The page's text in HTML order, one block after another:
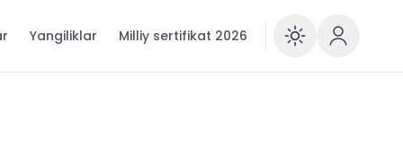
Yangiliklar Milliy sertifikat 2026